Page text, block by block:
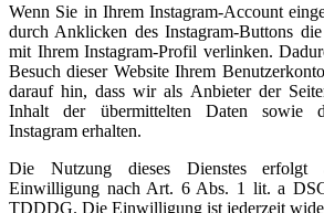
Wenn Sie in Ihrem Instagram-Account
durch Anklicken des Instagram-Buttons
mit Ihrem Instagram-Profil verlinken.
Besuch dieser Website Ihrem
darauf hin, dass wir als Anbieter der
Inhalt der übermittelten Daten sowie
Instagram erhalten.
Die Nutzung dieses Dienstes erfolgt
Einwilligung nach Art. 6 Abs. 1 lit. a
TDDDG. Die Einwilligung ist jederzeit